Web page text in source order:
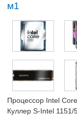
м1
Процессор Intel
Куллер S-Intel 1151/